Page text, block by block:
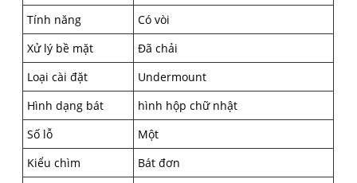
Tính năng
Có vòi
Xử lý bề mặt
Đã chải
Loại cài đặt
Undermount
Hình dạng bát
hình hộp chữ nhật
Số lỗ
Một
Kiểu chìm
Bát đơn